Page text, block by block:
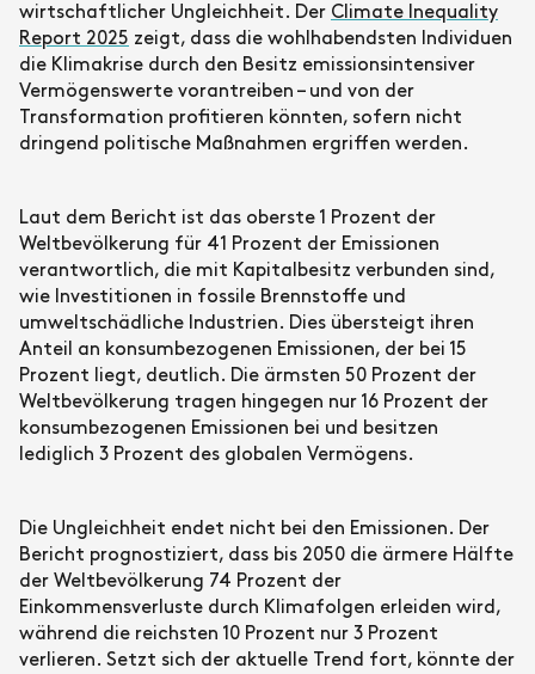
wirtschaftlicher Ungleichheit. Der Climate Inequality
Report 2025 zeigt, dass die wohlhabendsten Individuen
die Klimakrise durch den Besitz emissionsintensiver
Vermögenswerte vorantreiben – und von der
Transformation profitieren könnten, sofern nicht
dringend politische Maßnahmen ergriffen werden.
Laut dem Bericht ist das oberste 1 Prozent der
Weltbevölkerung für 41 Prozent der Emissionen
verantwortlich, die mit Kapitalbesitz verbunden sind,
wie Investitionen in fossile Brennstoffe und
umweltschädliche Industrien. Dies übersteigt ihren
Anteil an konsumbezogenen Emissionen, der bei 15
Prozent liegt, deutlich. Die ärmsten 50 Prozent der
Weltbevölkerung tragen hingegen nur 16 Prozent der
konsumbezogenen Emissionen bei und besitzen
lediglich 3 Prozent des globalen Vermögens.
Die Ungleichheit endet nicht bei den Emissionen. Der
Bericht prognostiziert, dass bis 2050 die ärmere Hälfte
der Weltbevölkerung 74 Prozent der
Einkommensverluste durch Klimafolgen erleiden wird,
während die reichsten 10 Prozent nur 3 Prozent
verlieren. Setzt sich der aktuelle Trend fort, könnte der